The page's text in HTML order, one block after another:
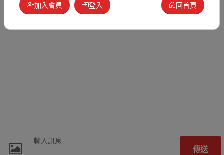
傳送
加入會員 登入 回首頁